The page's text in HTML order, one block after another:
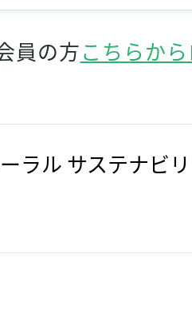
員の方こちらか
ラル サステナビ